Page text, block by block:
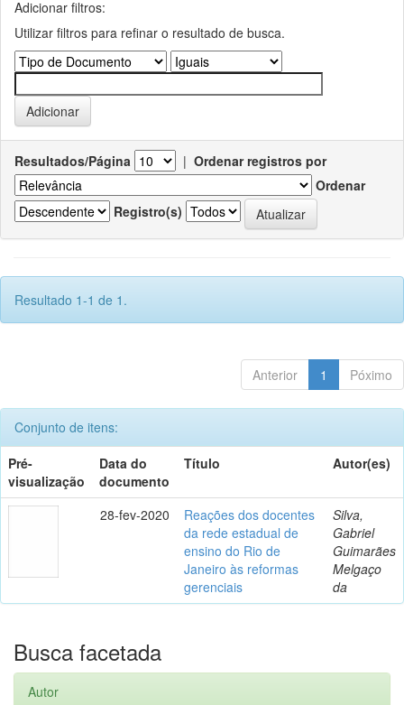
Adicionar filtros:
Utilizar filtros para refinar o resultado de busca.
Resultados/Página | Ordenar registros por
Ordenar
Registro(s)
Resultado 1-1 de 1.
Anterior 1 Póximo
Conjunto de itens:
Pré-
visualização
Data do
documento
Título Autor(es)
28-fev-2020
Reações dos docentes
da rede estadual de
ensino do Rio de
Janeiro às reformas
gerenciais
Silva,
Gabriel
Guimarães
Melgaço
da
Busca facetada
Autor